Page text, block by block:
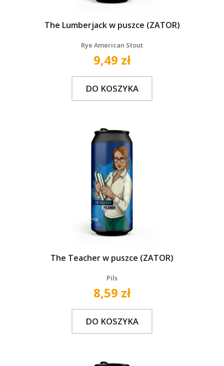
The Lumberjack w puszce (ZATOR)
Rye American Stout
9,49 zł
DO KOSZYKA
The Teacher w puszce (ZATOR)
Pils
8,59 zł
DO KOSZYKA